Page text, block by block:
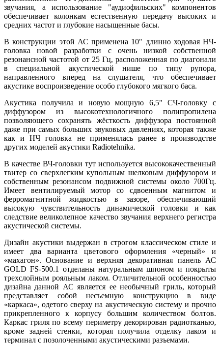
звучания, а использование "аудиофильских" компонентов
обеспечивает колонкам естественную передачу высоких и
средних частот и глубокие насыщенные басы.
В конструкции этой АС применена 10" длинно ходовая НЧ-
головка новой разработки с очень низкой собственной
резонансной частотой от 25 Гц, расположенная по диагонали
в специальной акустической нише по типу рупора,
направленного вперед на слушателя, что обеспечивает
акустике воспроизведение особо глубокого мягкого баса.
Акустика получила и новую мощную 6,5" СЧ-головку с
диффузором из высокотехнологичного полипропилена
позволяющего сохранять жёсткость диффузора постоянной
даже при самых больших звуковых давлениях, которая также
как и НЧ головка не применялась ранее в производстве
других моделей акустики Radiotehnika.
В качестве ВЧ-головки тут используется высококачественный
твитер со сверхлегким купольным шелковым диффузором и
собственным резонансом подвижной системы около 700Гц.
Имеет вентилируемый мотор со сдвоенным магнитом и
ферромагнитной жидкостью в зазоре, обеспечивающий
высокую чувствительность динамической головки и как
следствие великолепное качество звучания верхнего регистра
акустической системы.
Дизайн акустики выдержан в строгом классическом стиле и
имеет два варианта цветового оформления «черный» и
«махагон». Основание и верхняя декоративная панель АС
GOLD FS-500.1 отделаны натуральным шпоном и покрыты
трехслойным рояльным лаком. Отличительной особенностью
дизайна данной АС является ее необычный гриль, который
представляет собой несъемную конструкцию в виде
«каркаса», одетого сверху на акустическую систему и прочно
прикрепленного к корпусу большим количеством болтов.
Каркас гриля по всему периметру декорирован радиотканью,
кроме задней стенки, которая получила отделку лаком и
терминал с позолоченными акустическими разъемами.